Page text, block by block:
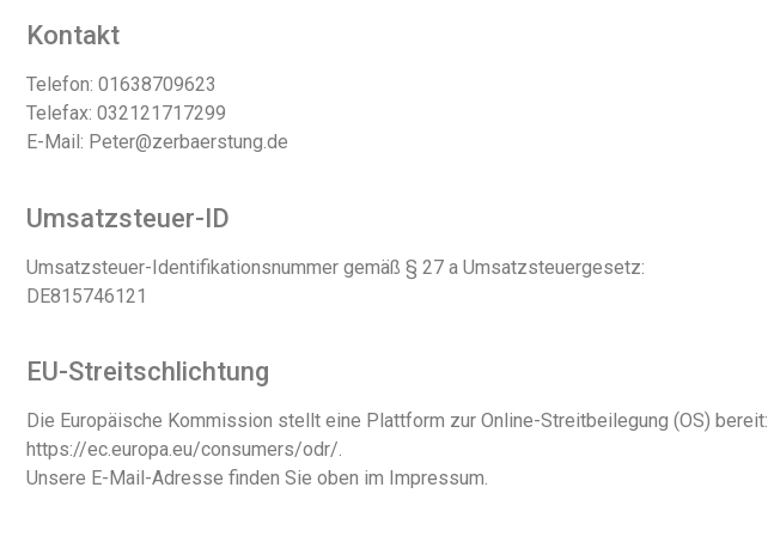
Kontakt
Telefon: 01638709623
Telefax: 032121717299
E-Mail: Peter@zerbaerstung.de
Umsatzsteuer-ID
Umsatzsteuer-Identifikationsnummer gemäß § 27 a Umsatzsteuergesetz:
DE815746121
EU-Streitschlichtung
Die Europäische Kommission stellt eine Plattform zur Online-Streitbeilegung (OS) bereit:
https://ec.europa.eu/consumers/odr/.
Unsere E-Mail-Adresse finden Sie oben im Impressum.